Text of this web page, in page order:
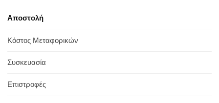
Αποστολή
Κόστος Μεταφορικών
Συσκευασία
Επιστροφές